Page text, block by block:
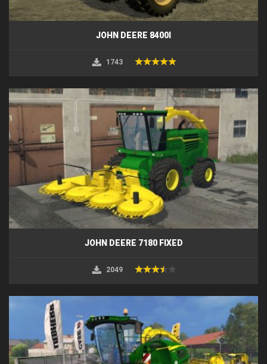
JOHN DEERE 8400I
1743
JOHN DEERE 7180 FIXED
2049